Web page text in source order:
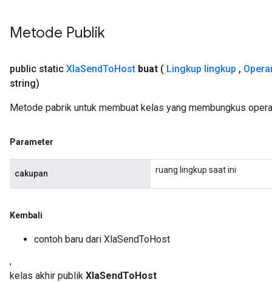
Metode Publik
public static XlaSendToHost buat ( Lingkup lingkup ,
string)
Metode pabrik untuk membuat kelas yang membungkus
Parameter
cakupan ruang lingkup saat ini
Kembali
contoh baru dari XlaSendToHost
,
kelas akhir publik XlaSendToHost